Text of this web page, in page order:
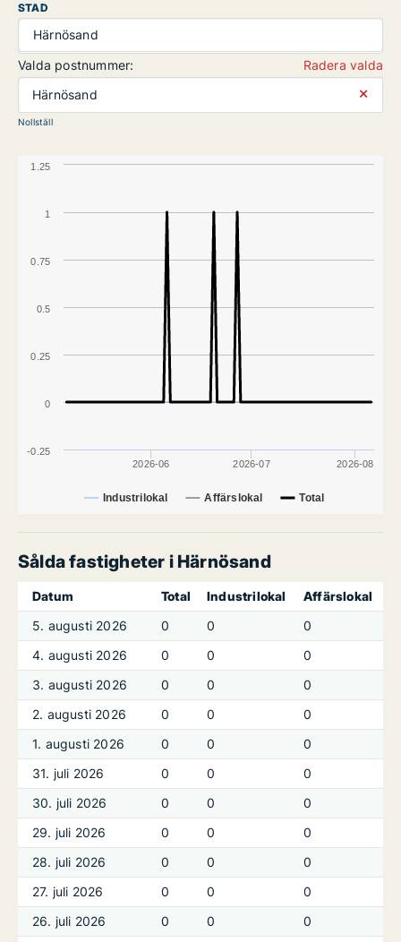
STAD
Härnösand
Valda postnummer:
Radera valda
Härnösand
⨯
Nollställ
Industrilokal Affärslokal Total
2026-06 2026-07 2026-08
0
1
-0.25
0.25
0.5
0.75
1.25
Sålda fastigheter i Härnösand
Datum Total Industrilokal
Affärslokal
5. augusti 2026
0 0
0
4. augusti 2026
0 0
0
3. augusti 2026
0 0
0
2. augusti 2026
0 0
0
1. augusti 2026
0 0
0
31. juli 2026
0 0
0
30. juli 2026
0 0
0
29. juli 2026
0 0
0
28. juli 2026
0 0
0
27. juli 2026
0 0
0
26. juli 2026
0 0
0